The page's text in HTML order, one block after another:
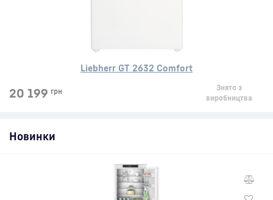
Liebherr GT 2632 Comfort
20 199 грн
Знято з
виробництва
Новинки